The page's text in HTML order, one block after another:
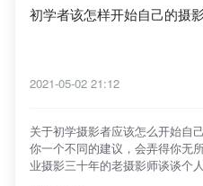
初学者该怎样开始自己的摄
2021-05-02 21:12
关于初学摄影者应该怎么开始自
你一个不同的建议，会弄得你无
业摄影三十年的老摄影师谈谈个